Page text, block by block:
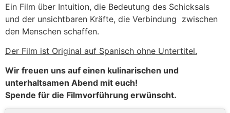
Ein Film über Intuition, die Bedeutung des Schicksals
und der unsichtbaren Kräfte, die Verbindung zwischen
den Menschen schaffen.
Der Film ist Original auf Spanisch ohne Untertitel.
Wir freuen uns auf einen kulinarischen und
unterhaltsamen Abend mit euch!
Spende für die Filmvorführung erwünscht.